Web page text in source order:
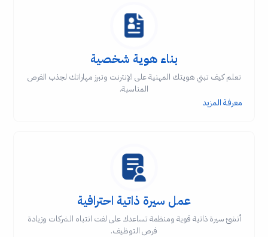
بناء هوية شخصية
تعلم كيف تبني هويتك المهنية على الإنترنت وتبرز مهاراتك لجذب الفرص
المناسبة.
معرفة المزيد
عمل سيرة ذاتية احترافية
أنشئ سيرة ذاتية قوية ومنظمة تساعدك على لفت انتباه الشركات وزيادة
فرص التوظيف.